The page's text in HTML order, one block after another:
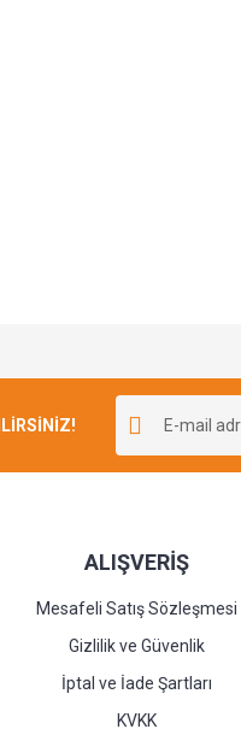
ALIŞVERİŞ
Mesafeli Satış Sözleşmesi
Gizlilik ve Güvenlik
İptal ve İade Şartları
KVKK